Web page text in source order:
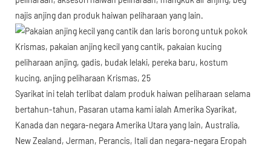
najis anjing dan produk haiwan peliharaan yang lain.
Syarikat ini telah terlibat dalam produk haiwan peliharaan selama
bertahun-tahun, Pasaran utama kami ialah Amerika Syarikat,
Kanada dan negara-negara Amerika Utara yang lain, Australia,
New Zealand, Jerman, Perancis, Itali dan negara-negara Eropah